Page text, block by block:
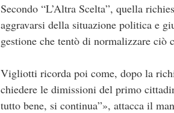
Secondo “L’Altra Scelta”, quella
aggravarsi della situazione politica e
gestione che tentò di normalizzare ciò
Vigliotti ricorda poi come, dopo la
chiedere le dimissioni del primo
tutto bene, si continua”», attacca il